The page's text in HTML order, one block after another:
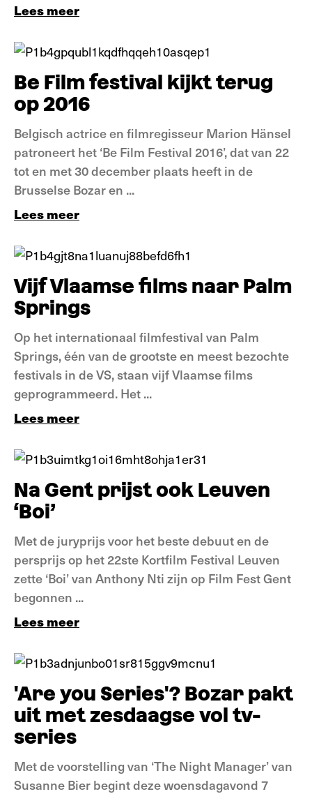
Lees meer
Be Film festival kijkt terug
op 2016
Belgisch actrice en filmregisseur Marion Hänsel
patroneert het ‘Be Film Festival 2016’, dat van 22
tot en met 30 december plaats heeft in de
Brusselse Bozar en ...
Lees meer
Vijf Vlaamse films naar Palm
Springs
Op het internationaal filmfestival van Palm
Springs, één van de grootste en meest bezochte
festivals in de VS, staan vijf Vlaamse films
geprogrammeerd. Het ...
Lees meer
Na Gent prijst ook Leuven
‘Boi’
Met de juryprijs voor het beste debuut en de
persprijs op het 22ste Kortfilm Festival Leuven
zette ‘Boi’ van Anthony Nti zijn op Film Fest Gent
begonnen ...
Lees meer
'Are you Series'? Bozar pakt
uit met zesdaagse vol tv-
series
Met de voorstelling van ‘The Night Manager’ van
Susanne Bier begint deze woensdagavond 7